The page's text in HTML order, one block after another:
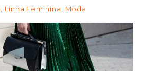
Linha Feminina Moda